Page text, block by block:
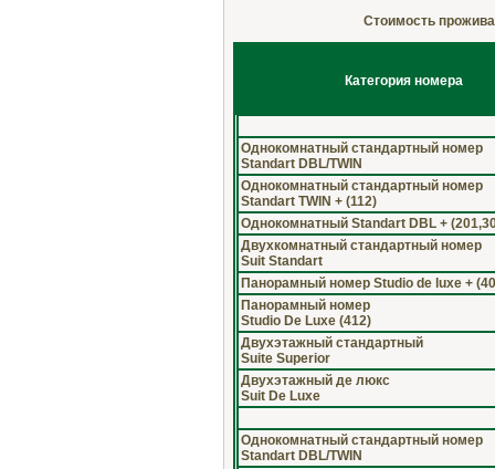
Стоимость
Категория номера
Однокомнатный стандартный номер
Standart DBL/TWIN
Однокомнатный стандартный номер
Standart TWIN + (112)
Однокомнатный Standart DBL +
Двухкомнатный стандартный номер
Suit Standart
Панорамный номер Studio de luxe +
Панорамный номер
Studio De Luxe (412)
Двухэтажный стандартный
Suite Superior
Двухэтажный де люкс
Suit De Luxe
Однокомнатный стандартный номер
Standart DBL/TWIN